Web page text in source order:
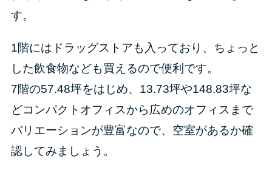
す。
1階にはドラッグストアも入っており、ちょっと
した飲食物なども買えるので便利です。
7階の57.48坪をはじめ、13.73坪や148.83坪な
どコンパクトオフィスから広めのオフィスまで
バリエーションが豊富なので、空室があるか確
認してみましょう。